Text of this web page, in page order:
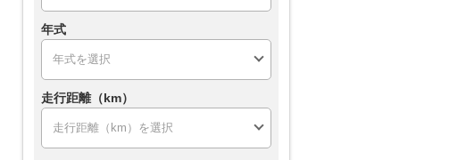
年式
走行距離（km）